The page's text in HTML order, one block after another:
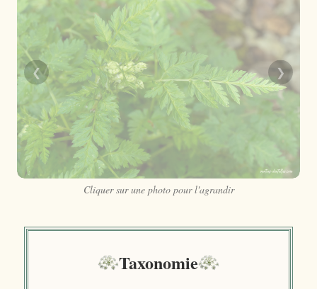
❮ ❯
Cliquer sur une photo pour l'agrandir
Taxonomie